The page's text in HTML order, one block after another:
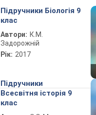
Підручники Біологія 9
клас
Автори: К.М.
Задорожній
Рік: 2017
Підручники
Всесвітня історія 9
клас